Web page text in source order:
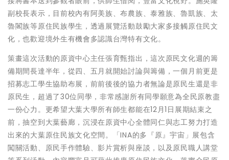
副校長表示，目前校內有阿美族、布農族、泰雅族、魯凱族、太
魯閣族等原住民族學生，透過展覽活動鼓勵大家多接觸原住民文
化，也歡迎境外生有機會多認識台灣特有文化。
策畫這次活動的原資中心主任張育甄指出，這次原民文化週的籌
備期間長達半年，從四、五月就開始討論與籌備，一個月前更是
招募志工學生協助布展，前前後後的協力者無論是原民生還是非
原民生，超過了30位同學，非常感謝所有同學願意為全民原教盡
一份心力。更希望大葉大學所有師生都能在12月1日展期結束之
前，抽空到大葉藝廊，沉浸在原資中心全體同仁與志工努力打造
出來的大葉原住民族文化空間。「INA的多『原』宇宙」展包含
闖關活動、原民手作體驗、影片賞析與座談，以及原民職人講堂